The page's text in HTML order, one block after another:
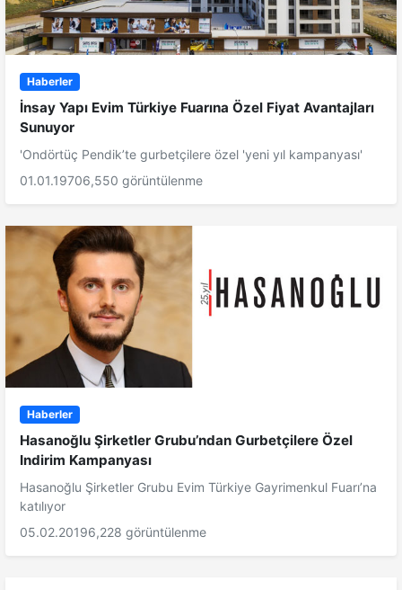
Haberler
İnsay Yapı Evim Türkiye Fuarına Özel Fiyat Avantajları
Sunuyor
'Ondörtüç Pendik’te gurbetçilere özel 'yeni yıl kampanyası'
01.01.19706,550 görüntülenme
Haberler
Hasanoğlu Şirketler Grubu’ndan Gurbetçilere Özel
Indirim Kampanyası
Hasanoğlu Şirketler Grubu Evim Türkiye Gayrimenkul Fuarı’na
katılıyor
05.02.20196,228 görüntülenme